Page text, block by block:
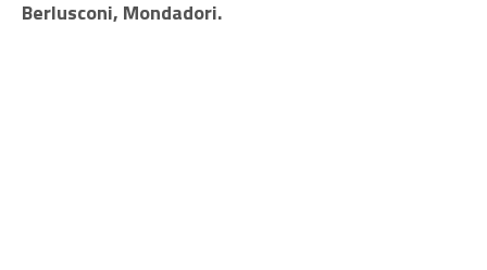
Berlusconi, Mondadori.